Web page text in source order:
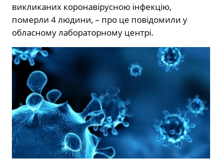
викликаних коронавірусною інфекцію,
померли 4 людини, – про це повідомили у
обласному лабораторному центрі.